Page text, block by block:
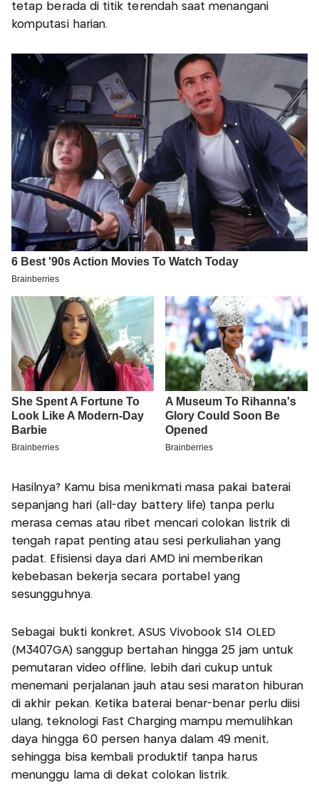
tetap berada di titik terendah saat menangani
komputasi harian.
Hasilnya? Kamu bisa menikmati masa pakai baterai
sepanjang hari (all-day battery life) tanpa perlu
merasa cemas atau ribet mencari colokan listrik di
tengah rapat penting atau sesi perkuliahan yang
padat. Efisiensi daya dari AMD ini memberikan
kebebasan bekerja secara portabel yang
sesungguhnya.
Sebagai bukti konkret, ASUS Vivobook S14 OLED
(M3407GA) sanggup bertahan hingga 25 jam untuk
pemutaran video offline, lebih dari cukup untuk
menemani perjalanan jauh atau sesi maraton hiburan
di akhir pekan. Ketika baterai benar-benar perlu diisi
ulang, teknologi Fast Charging mampu memulihkan
daya hingga 60 persen hanya dalam 49 menit,
sehingga bisa kembali produktif tanpa harus
menunggu lama di dekat colokan listrik.